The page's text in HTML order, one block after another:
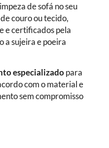
de sofá no seu
couro ou tecido,
e certificados pela
a sujeira e poeira
especializadopara
com o material e
sem compromisso